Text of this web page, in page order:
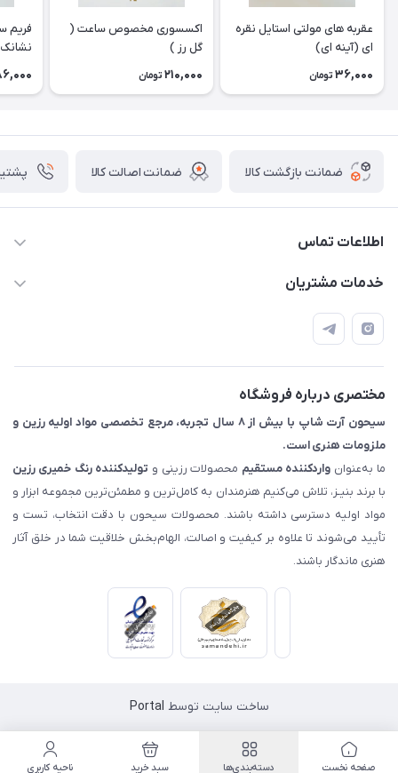
عقربه های مولتی استایل نقره
ای (آینه ای)
36,000 تومان
اکسسوری مخصوص ساعت (
گل رز )
210,000 تومان
فریم
نشانک
ضمانت بازگشت کالا ضمانت اصالت کالا
اطلاعات تماس
خدمات مشتریان
📝 قوانین و مقررات
📖 راهنما
مختصری درباره فروشگاه
سیحون آرت شاپ با بیش از ۸ سال تجربه، مرجع تخصصی مواد اولیه رزین و
ملزومات هنری است.
ما به‌عنوان واردکننده مستقیم محصولات رزینی و تولیدکننده رنگ خمیری رزین
با برند بنیـز، تلاش می‌کنیم هنرمندان به کامل‌ترین و مطمئن‌ترین مجموعه ابزار و
مواد اولیه دسترسی داشته باشند. محصولات سیحون با دقت انتخاب، تست و
تأیید می‌شوند تا علاوه بر کیفیت و اصالت، الهام‌بخش خلاقیت شما در خلق آثار
هنری ماندگار باشند.
ساخت سایت توسط Portal
صفحه نخست دسته‌بندی‌ها سبد خرید ناحیه کاربری